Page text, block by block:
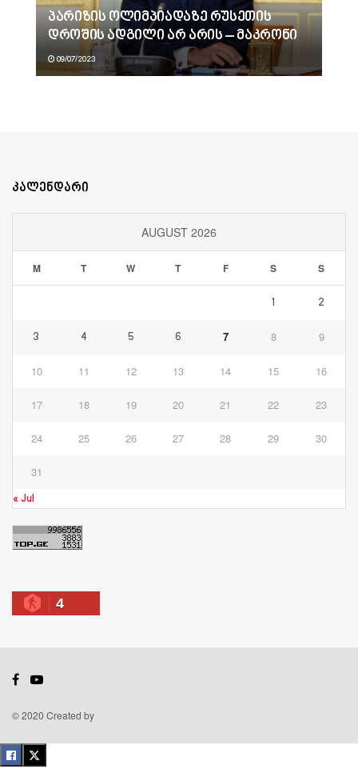
პარიზის ოლიმპიადაზე რუსეთის
დროშის ადგილი არ არის – მაკრონი
09/07/2023
კალენდარი
AUGUST 2026
M T W T F S S
1 2
3 4 5 6 7 8 9
10 11 12 13 14 15 16
17 18 19 20 21 22 23
24 25 26 27 28 29 30
31
« Jul
4
© 2020 Created by